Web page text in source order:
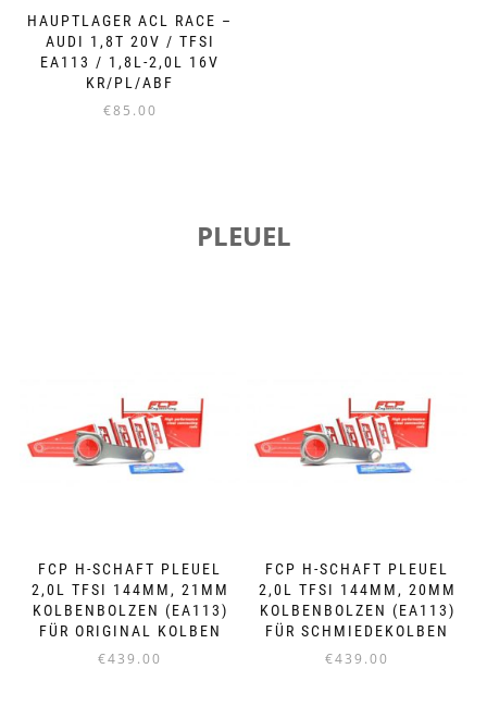
HAUPTLAGER ACL RACE –
AUDI 1,8T 20V / TFSI
EA113 / 1,8L-2,0L 16V
KR/PL/ABF
€85.00
PLEUEL
FCP H-SCHAFT PLEUEL
2,0L TFSI 144MM, 21MM
KOLBENBOLZEN (EA113)
FÜR ORIGINAL KOLBEN
€439.00
FCP H-SCHAFT PLEUEL
2,0L TFSI 144MM, 20MM
KOLBENBOLZEN (EA113)
FÜR SCHMIEDEKOLBEN
€439.00